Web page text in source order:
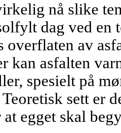
nå slike
dag ved en
overflaten av
kan asfalten
spesielt på
sett er
egget skal